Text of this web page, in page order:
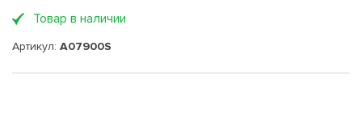
Товар в наличии
Артикул: A07900S